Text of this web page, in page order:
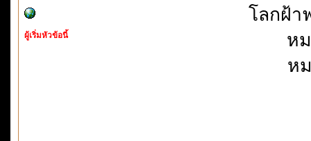
ผู้เริ่มหัวข้อนี้
โลกฝ้า
ห
ห